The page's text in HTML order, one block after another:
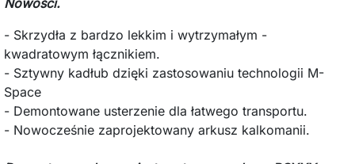
Nowości.
- Skrzydła z bardzo lekkim i wytrzymałym -
kwadratowym łącznikiem.
- Sztywny kadłub dzięki zastosowaniu technologii M-
Space
- Demontowane usterzenie dla łatwego transportu.
- Nowocześnie zaprojektowany arkusz kalkomanii.